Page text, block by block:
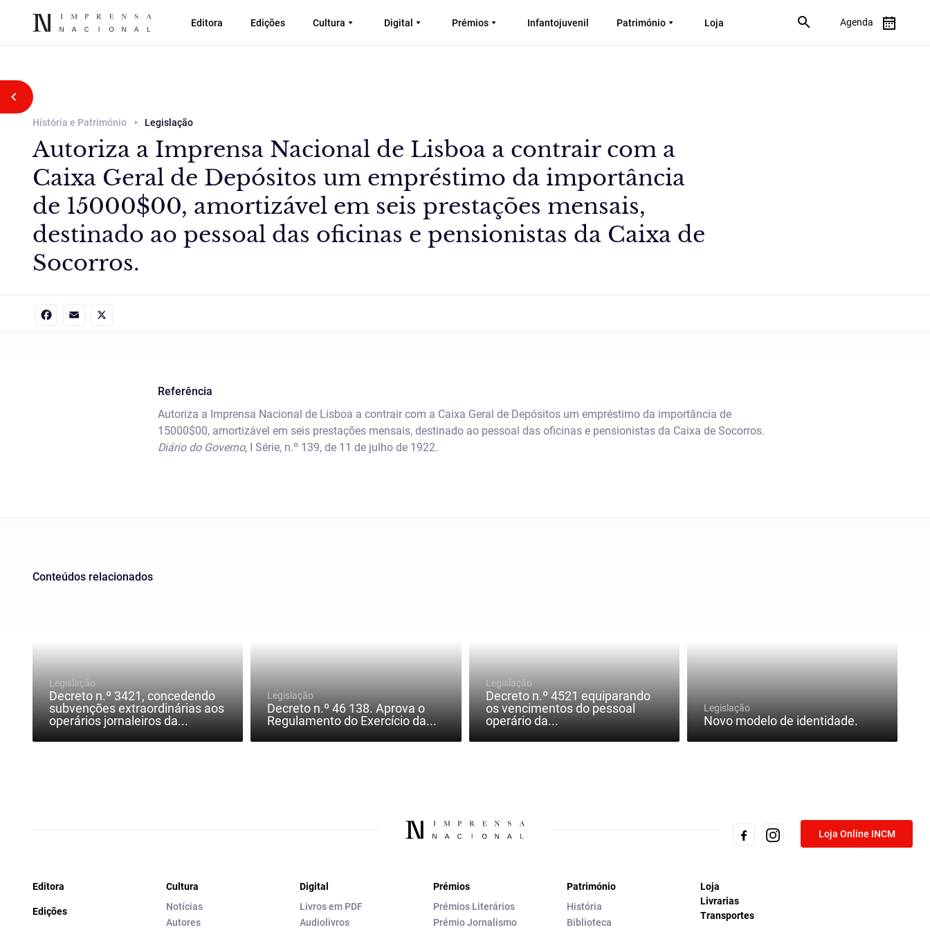
Editora Edições Cultura Digital Prémios Infantojuvenil Património Loja Agenda
Voltar atrás
História e Património Legislação
Autoriza a Imprensa Nacional de Lisboa a contrair com a
Caixa Geral de Depósitos um empréstimo da importância
de 15000$00, amortizável em seis prestações mensais,
destinado ao pessoal das oficinas e pensionistas da Caixa de
Socorros.
Referência
Autoriza a Imprensa Nacional de Lisboa a contrair com a Caixa Geral de Depósitos um empréstimo da importância de
15000$00, amortizável em seis prestações mensais, destinado ao pessoal das oficinas e pensionistas da Caixa de Socorros.
Diário do Governo,I Série, n.º 139, de 11 de julho de 1922.
Conteúdos relacionados
Legislação
Decreto n.º 3421, concedendo
subvenções extraordinárias aos
operários jornaleiros da...
Legislação
Decreto n.º 46 138. Aprova o
Regulamento do Exercício da...
Legislação
Decreto n.º 4521 equiparando
os vencimentos do pessoal
operário da...
Legislação
Novo modelo de identidade.
Loja Online INCM
Editora
Edições
Cultura
Notícias
Autores
Digital
Livros em PDF
Audiolivros
Prémios
Prémios Literários
Prémio Jornalismo
Património
História
Biblioteca
Loja
Livrarias
Transportes